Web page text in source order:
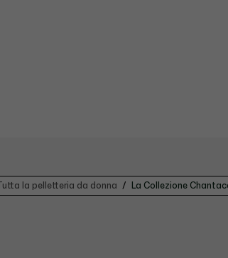
Tutta la pelletteria da donna La Collezione